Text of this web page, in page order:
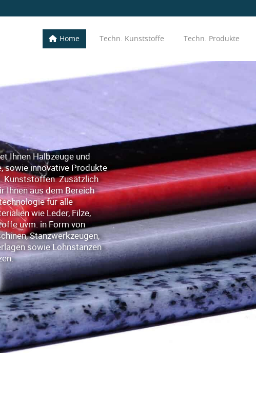
Home Techn. Kunststoffe Techn. Produkte
Ihnen Halbzeuge und
sowie innovative Produkte
Kunststoffen. Zusätzlich
Ihnen aus dem Bereich
für alle
wie Leder, Filze,
uvm. in Form von
Stanzwerkzeugen,
sowie Lohnstanzen